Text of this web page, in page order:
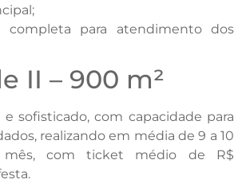
completa para atendimento dos
II – 900 m²
e sofisticado, com capacidade para
realizando em média de 9 a 10
mês, com ticket médio de R$